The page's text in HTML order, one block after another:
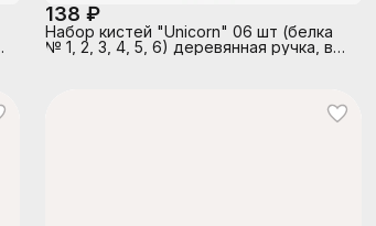
138 ₽
Набор кистей "Unicorn" 06 шт (белка
№ 1, 2, 3, 4, 5, 6) деревянная ручка, в